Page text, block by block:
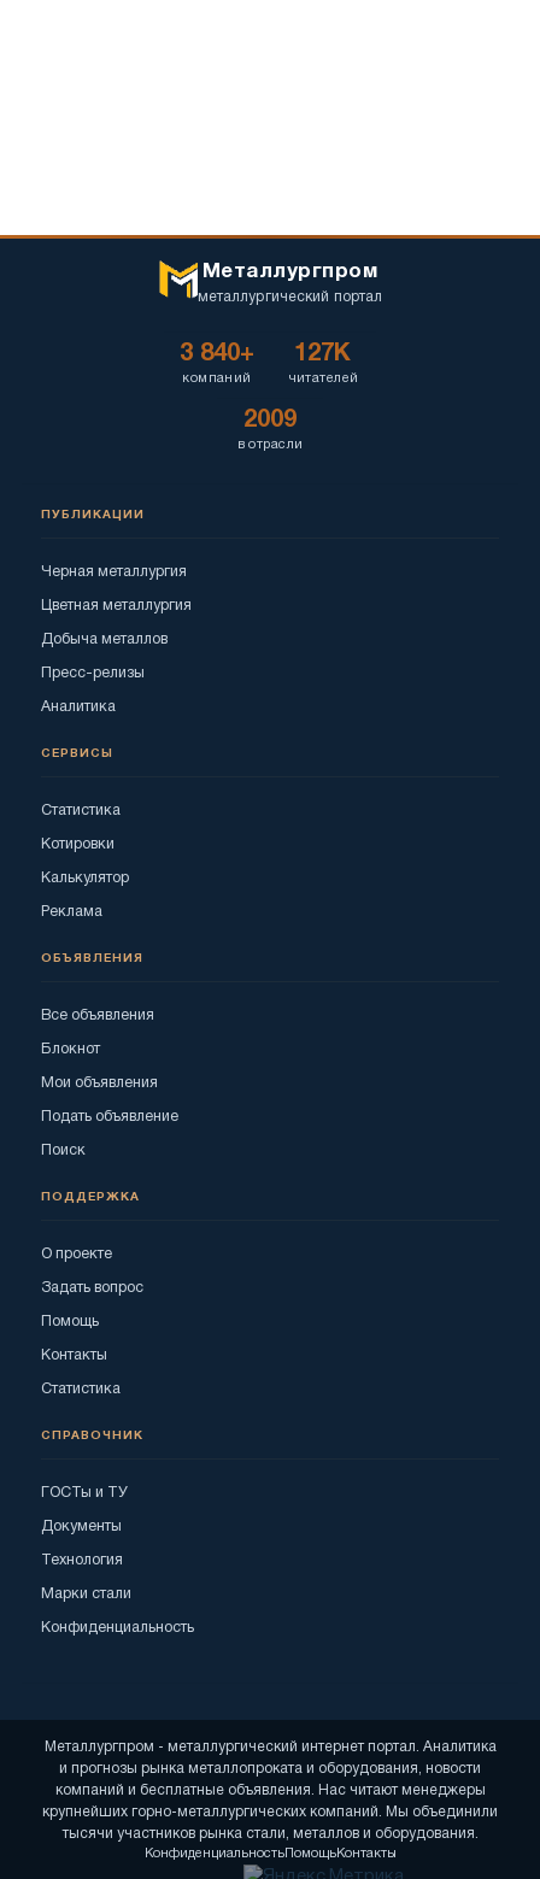
Металлургпром
металлургический портал
3 840+
компаний
127K
читателей
2009
в отрасли
ПУБЛИКАЦИИ
Черная металлургия
Цветная металлургия
Добыча металлов
Пресс-релизы
Аналитика
СЕРВИСЫ
Статистика
Котировки
Калькулятор
Реклама
ОБЪЯВЛЕНИЯ
Все объявления
Блокнот
Мои объявления
Подать объявление
Поиск
ПОДДЕРЖКА
О проекте
Задать вопрос
Помощь
Контакты
Статистика
СПРАВОЧНИК
ГОСТы и ТУ
Документы
Технология
Марки стали
Конфиденциальность
Металлургпром - металлургический интернет портал. Аналитика
и прогнозы рынка металлопроката и оборудования, новости
компаний и бесплатные объявления. Нас читают менеджеры
крупнейших горно-металлургических компаний. Мы объединили
тысячи участников рынка стали, металлов и оборудования.
КонфиденциальностьПомощьКонтакты